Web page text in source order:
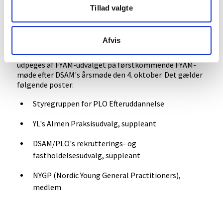
Tillad valgte
Afvis
Nogle poster kommer ikke til afstemning, men skal
udpeges af FYAM-udvalget på førstkommende FYAM-
møde efter DSAM's årsmøde den 4. oktober. Det gælder
følgende poster:
Styregruppen for PLO Efteruddannelse
YL's Almen Praksisudvalg, suppleant
DSAM/PLO's rekrutterings- og
fastholdelsesudvalg, suppleant
NYGP (Nordic Young General Practitioners),
medlem